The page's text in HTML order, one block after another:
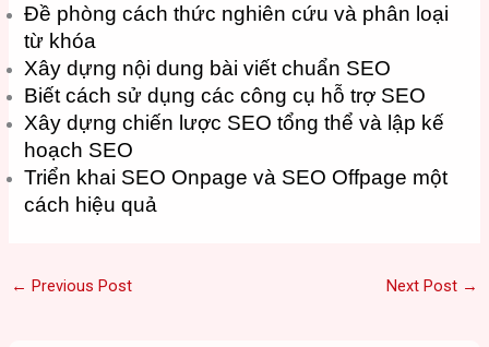
Đề phòng cách thức nghiên cứu và phân loại
từ khóa
Xây dựng nội dung bài viết chuẩn SEO
Biết cách sử dụng các công cụ hỗ trợ SEO
Xây dựng chiến lược SEO tổng thể và lập kế
hoạch SEO
Triển khai SEO Onpage và SEO Offpage một
cách hiệu quả
← Previous Post Next Post →